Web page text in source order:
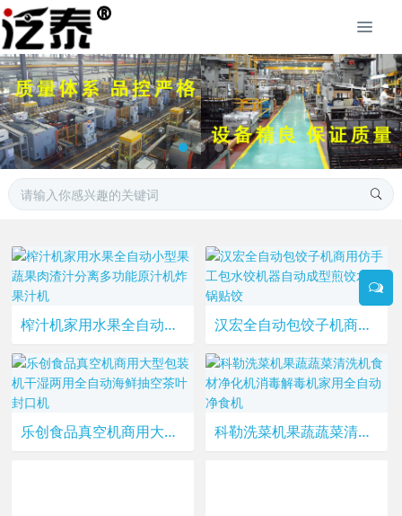
榨汁机家用水果全自动小型果蔬果肉渣汁分离多功能原汁机炸果汁机 汉宏全自动包饺子机商用仿手工包水饺机器自动成型煎饺水晶锅贴饺
乐创食品真空机商用大型包装机干湿两用全自动海鲜抽空茶叶封口机 科勒洗菜机果蔬蔬菜清洗机食材净化机消毒解毒机家用全自动净食机